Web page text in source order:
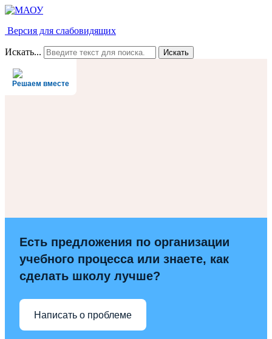
Версия для слабовидящих
Искать... Искать
Решаем вместе
Есть предложения по организации
учебного процесса или знаете, как
сделать школу лучше?
Написать о проблеме